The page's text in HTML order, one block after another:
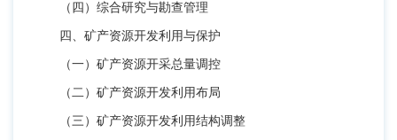
（四）综合研究与勘查管理
四、矿产资源开发利用与保护
（一）矿产资源开采总量调控
（二）矿产资源开发利用布局
（三）矿产资源开发利用结构调整